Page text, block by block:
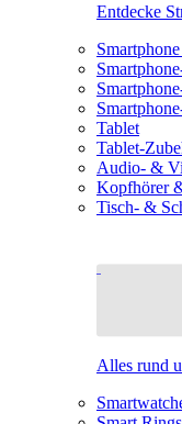
Entdecke
Tablet
Tablet-
Audio- &
Kopfhörer
Tisch- &
Alles rund